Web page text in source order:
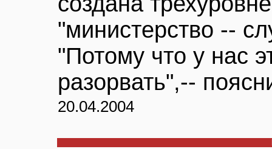
"министерство --
"Потому что у нас
разорвать",--
20.04.2004